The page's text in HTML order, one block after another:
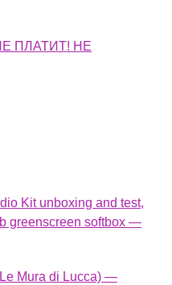
ПЛАТИТ! НЕ
Kit unboxing and test,
greenscreen softbox —
Mura di Lucca) —